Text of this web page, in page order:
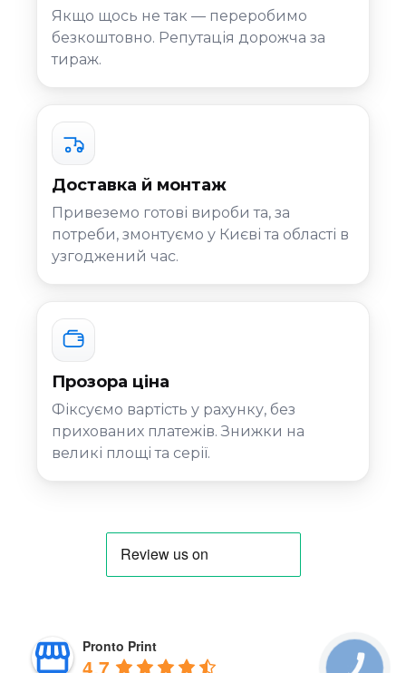
Якщо щось не так — переробимо
безкоштовно. Репутація дорожча за
тираж.
Доставка й монтаж
Привеземо готові вироби та, за
потреби, змонтуємо у Києві та області в
узгоджений час.
Прозора ціна
Фіксуємо вартість у рахунку, без
прихованих платежів. Знижки на
великі площі та серії.
Pronto Print
4.7